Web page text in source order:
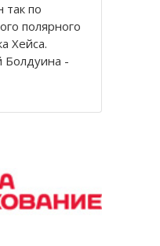
так по
полярного
Хейса.
Болдуина -
условиях